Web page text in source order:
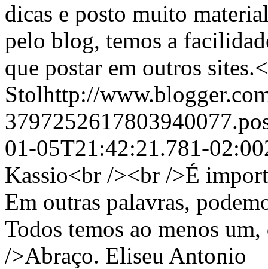
dicas e posto muito
pelo blog, temos a
que postar em outros
Stolhttp://
01-05T21:42:21.781-
Kassio<br /><br />É
Em outras palavras,
Todos temos ao menos
/>Abraço. Eliseu Antonio